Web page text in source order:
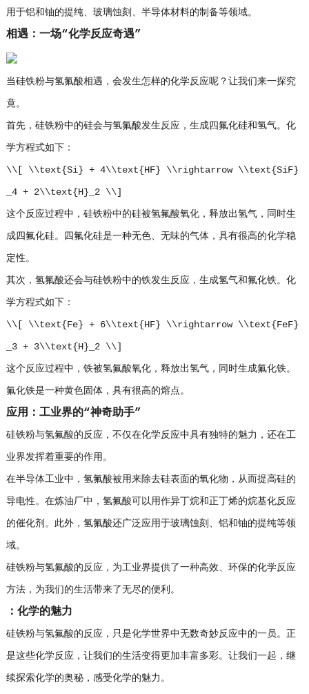
用于铝和铀的提纯、玻璃蚀刻、半导体材料的制备等领域。
相遇：一场“化学反应奇遇”
当硅铁粉与氢氟酸相遇，会发生怎样的化学反应呢？让我们来一探究
竟。
首先，硅铁粉中的硅会与氢氟酸发生反应，生成四氟化硅和氢气。化
学方程式如下：
\\[ \\text{Si} + 4\\text{HF} \\rightarrow \\text{SiF}
_4 + 2\\text{H}_2 \\]
这个反应过程中，硅铁粉中的硅被氢氟酸氧化，释放出氢气，同时生
成四氟化硅。四氟化硅是一种无色、无味的气体，具有很高的化学稳
定性。
其次，氢氟酸还会与硅铁粉中的铁发生反应，生成氢气和氟化铁。化
学方程式如下：
\\[ \\text{Fe} + 6\\text{HF} \\rightarrow \\text{FeF}
_3 + 3\\text{H}_2 \\]
这个反应过程中，铁被氢氟酸氧化，释放出氢气，同时生成氟化铁。
氟化铁是一种黄色固体，具有很高的熔点。
应用：工业界的“神奇助手”
硅铁粉与氢氟酸的反应，不仅在化学反应中具有独特的魅力，还在工
业界发挥着重要的作用。
在半导体工业中，氢氟酸被用来除去硅表面的氧化物，从而提高硅的
导电性。在炼油厂中，氢氟酸可以用作异丁烷和正丁烯的烷基化反应
的催化剂。此外，氢氟酸还广泛应用于玻璃蚀刻、铝和铀的提纯等领
域。
硅铁粉与氢氟酸的反应，为工业界提供了一种高效、环保的化学反应
方法，为我们的生活带来了无尽的便利。
：化学的魅力
硅铁粉与氢氟酸的反应，只是化学世界中无数奇妙反应中的一员。正
是这些化学反应，让我们的生活变得更加丰富多彩。让我们一起，继
续探索化学的奥秘，感受化学的魅力。